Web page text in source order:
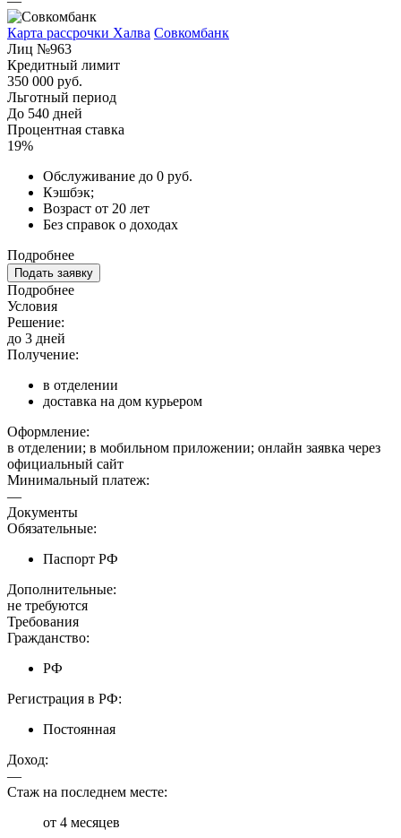
Карта рассрочки Халва Совкомбанк
Лиц №963
Кредитный лимит
350 000 руб.
Льготный период
До 540 дней
Процентная ставка
19%
Обслуживание до 0 руб.
Кэшбэк;
Возраст от 20 лет
Без справок о доходах
Подробнее
Подать заявку
Подробнее
Условия
Решение:
до 3 дней
Получение:
в отделении
доставка на дом курьером
Оформление:
в отделении; в мобильном приложении; онлайн заявка через
официальный сайт
Минимальный платеж:
—
Документы
Обязательные:
Паспорт РФ
Дополнительные:
не требуются
Требования
Гражданство:
РФ
Регистрация в РФ:
Постоянная
Доход:
—
Стаж на последнем месте:
от 4 месяцев